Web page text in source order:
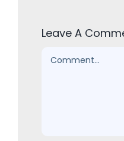
Leave A
Comment